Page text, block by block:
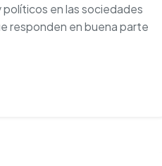
políticos en las sociedades
responden en buena parte